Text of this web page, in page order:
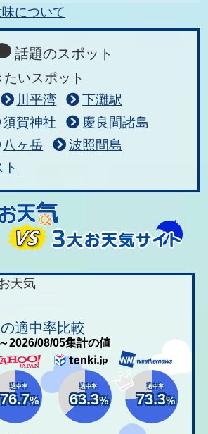
について
話題のスポット
いスポット
川平湾
下灘駅
須賀神社
慶良間諸島
八ヶ岳
波照間島
天気
適中率比較
2026/08/05集計の値
適中率
76.7%
適中率
63.3%
適中率
73.3%